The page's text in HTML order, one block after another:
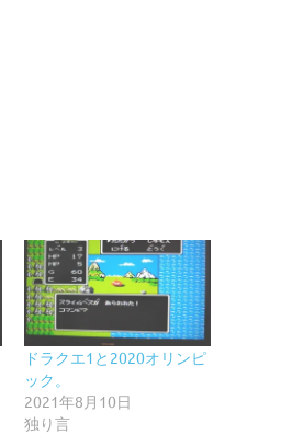
ドラクエ1と2020オリンピ
ック。
2021年8月10日
独り言